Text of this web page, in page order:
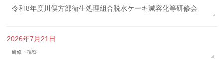
令和8年度川俣方部衛生処理組合脱水ケーキ減容化等研修会
2026年7月21日
研修・視察